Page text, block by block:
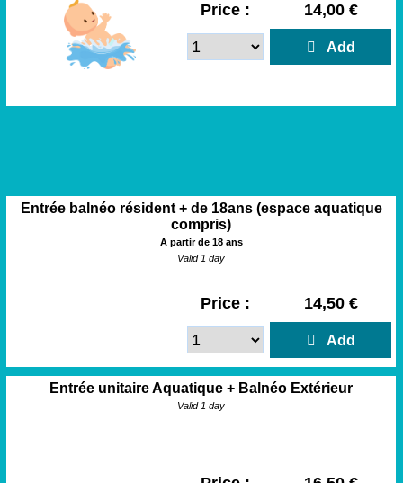
Price : 14,00 €
Add
Entrée balnéo résident + de 18ans (espace aquatique
compris)
A partir de 18 ans
Valid 1 day
Price : 14,50 €
Add
Entrée unitaire Aquatique + Balnéo Extérieur
Valid 1 day